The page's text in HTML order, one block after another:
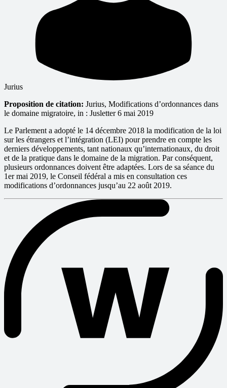
Jurius
Proposition de citation: Jurius, Modifications d’ordonnances dans
le domaine migratoire, in : Jusletter 6 mai 2019
Le Parlement a adopté le 14 décembre 2018 la modification de la loi
sur les étrangers et l’intégration (LEI) pour prendre en compte les
derniers développements, tant nationaux qu’internationaux, du droit
et de la pratique dans le domaine de la migration. Par conséquent,
plusieurs ordonnances doivent être adaptées. Lors de sa séance du
1er mai 2019, le Conseil fédéral a mis en consultation ces
modifications d’ordonnances jusqu’au 22 août 2019.